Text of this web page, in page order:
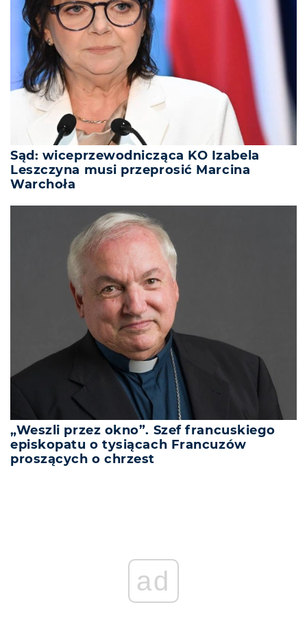
Sąd: wiceprzewodnicząca KO Izabela
Leszczyna musi przeprosić Marcina
Warchoła
„Weszli przez okno”. Szef francuskiego
episkopatu o tysiącach Francuzów
proszących o chrzest
ad